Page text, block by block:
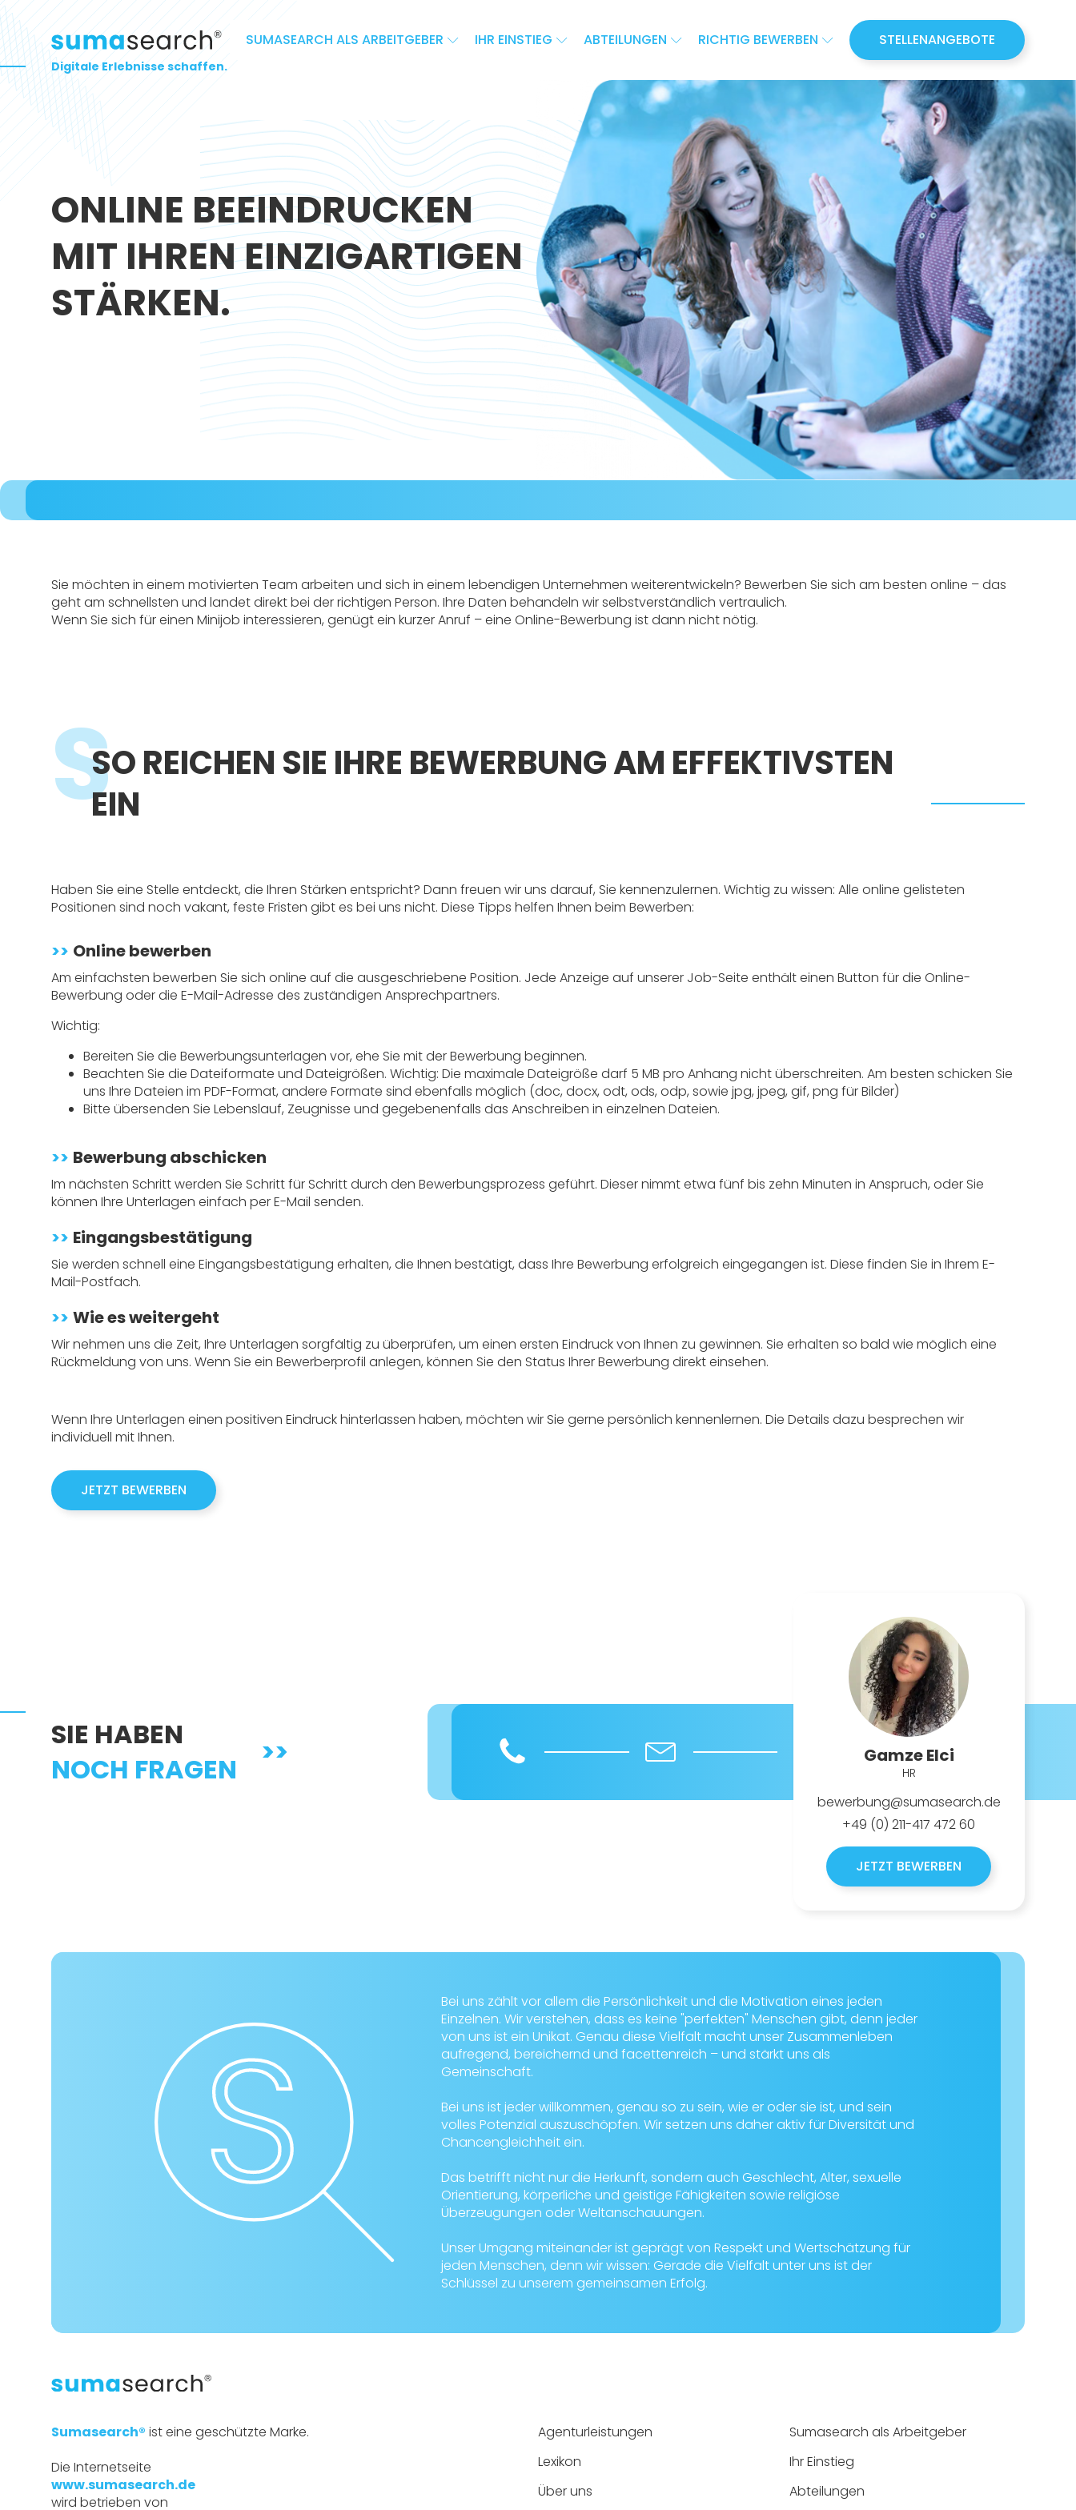
Digitale Erlebnisse schaffen.
SUMASEARCH ALS ARBEITGEBER IHR EINSTIEG ABTEILUNGEN RICHTIG BEWERBEN STELLENANGEBOTE
ONLINE BEEINDRUCKEN
MIT IHREN EINZIGARTIGEN
STÄRKEN.
Sie möchten in einem motivierten Team arbeiten und sich in einem lebendigen Unternehmen weiterentwickeln? Bewerben Sie sich am besten online – das
geht am schnellsten und landet direkt bei der richtigen Person. Ihre Daten behandeln wir selbstverständlich vertraulich.
Wenn Sie sich für einen Minijob interessieren, genügt ein kurzer Anruf – eine Online-Bewerbung ist dann nicht nötig.
SSO REICHEN SIE IHRE BEWERBUNG AM EFFEKTIVSTEN
EIN
Haben Sie eine Stelle entdeckt, die Ihren Stärken entspricht? Dann freuen wir uns darauf, Sie kennenzulernen. Wichtig zu wissen: Alle online gelisteten
Positionen sind noch vakant, feste Fristen gibt es bei uns nicht. Diese Tipps helfen Ihnen beim Bewerben:
>> Online bewerben
Am einfachsten bewerben Sie sich online auf die ausgeschriebene Position. Jede Anzeige auf unserer Job-Seite enthält einen Button für die Online-
Bewerbung oder die E-Mail-Adresse des zuständigen Ansprechpartners.
Wichtig:
Bereiten Sie die Bewerbungsunterlagen vor, ehe Sie mit der Bewerbung beginnen.
Beachten Sie die Dateiformate und Dateigrößen. Wichtig: Die maximale Dateigröße darf 5 MB pro Anhang nicht überschreiten. Am besten schicken Sie
uns Ihre Dateien im PDF-Format, andere Formate sind ebenfalls möglich (doc, docx, odt, ods, odp, sowie jpg, jpeg, gif, png für Bilder)
Bitte übersenden Sie Lebenslauf, Zeugnisse und gegebenenfalls das Anschreiben in einzelnen Dateien.
>> Bewerbung abschicken
Im nächsten Schritt werden Sie Schritt für Schritt durch den Bewerbungsprozess geführt. Dieser nimmt etwa fünf bis zehn Minuten in Anspruch, oder Sie
können Ihre Unterlagen einfach per E-Mail senden.
>> Eingangsbestätigung
Sie werden schnell eine Eingangsbestätigung erhalten, die Ihnen bestätigt, dass Ihre Bewerbung erfolgreich eingegangen ist. Diese finden Sie in Ihrem E-
Mail-Postfach.
>> Wie es weitergeht
Wir nehmen uns die Zeit, Ihre Unterlagen sorgfältig zu überprüfen, um einen ersten Eindruck von Ihnen zu gewinnen. Sie erhalten so bald wie möglich eine
Rückmeldung von uns. Wenn Sie ein Bewerberprofil anlegen, können Sie den Status Ihrer Bewerbung direkt einsehen.
Wenn Ihre Unterlagen einen positiven Eindruck hinterlassen haben, möchten wir Sie gerne persönlich kennenlernen. Die Details dazu besprechen wir
individuell mit Ihnen.
JETZT BEWERBEN
SIE HABEN
NOCH FRAGEN
>> Gamze Elci
HR
bewerbung@sumasearch.de
+49 (0) 211-417 472 60
JETZT BEWERBEN
Bei uns zählt vor allem die Persönlichkeit und die Motivation eines jeden
Einzelnen. Wir verstehen, dass es keine "perfekten" Menschen gibt, denn jeder
von uns ist ein Unikat. Genau diese Vielfalt macht unser Zusammenleben
aufregend, bereichernd und facettenreich – und stärkt uns als
Gemeinschaft.
Bei uns ist jeder willkommen, genau so zu sein, wie er oder sie ist, und sein
volles Potenzial auszuschöpfen. Wir setzen uns daher aktiv für Diversität und
Chancengleichheit ein.
Das betrifft nicht nur die Herkunft, sondern auch Geschlecht, Alter, sexuelle
Orientierung, körperliche und geistige Fähigkeiten sowie religiöse
Überzeugungen oder Weltanschauungen.
Unser Umgang miteinander ist geprägt von Respekt und Wertschätzung für
jeden Menschen, denn wir wissen: Gerade die Vielfalt unter uns ist der
Schlüssel zu unserem gemeinsamen Erfolg.
Sumasearch® ist eine geschützte Marke.
Die Internetseite
www.sumasearch.de
wird betrieben von
Agenturleistungen
Lexikon
Über uns
Sumasearch als Arbeitgeber
Ihr Einstieg
Abteilungen